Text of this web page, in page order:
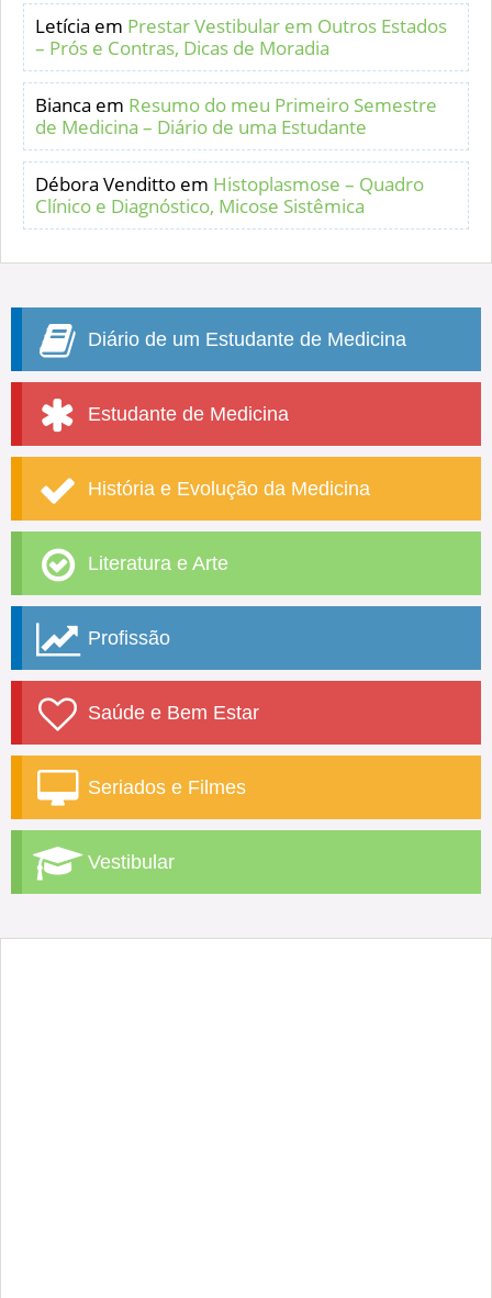
Letícia em Prestar Vestibular em Outros Estados
– Prós e Contras, Dicas de Moradia
Bianca em Resumo do meu Primeiro Semestre
de Medicina – Diário de uma Estudante
Débora Venditto em Histoplasmose – Quadro
Clínico e Diagnóstico, Micose Sistêmica
Diário de um Estudante de Medicina
Estudante de Medicina
História e Evolução da Medicina
Literatura e Arte
Profissão
Saúde e Bem Estar
Seriados e Filmes
Vestibular